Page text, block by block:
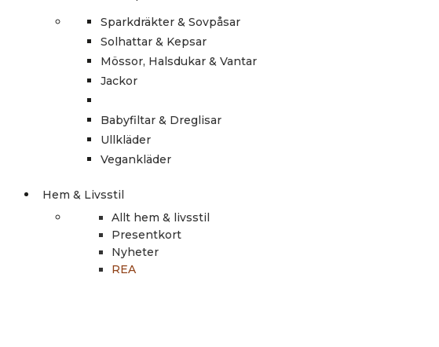
Sparkdräkter & Sovpåsar
Solhattar & Kepsar
Mössor, Halsdukar & Vantar
Jackor
Babyfiltar & Dreglisar
Ullkläder
Vegankläder
Hem & Livsstil
Allt hem & livsstil
Presentkort
Nyheter
REA